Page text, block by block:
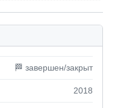
🏁 завершен/закрыт
2018